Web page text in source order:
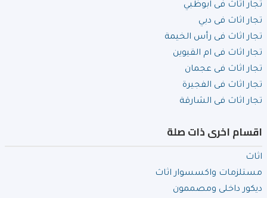
تجار اثاث فى ابوظبي
تجار اثاث فى دبي
تجار اثاث فى رأس الخيمة
تجار اثاث فى ام القيوين
تجار اثاث فى عجمان
تجار اثاث فى الفجيرة
تجار اثاث فى الشارقة
اقسام اخرى ذات صلة
اثاث
مستلزمات واكسسوار اثاث
ديكور داخلى ومصممون